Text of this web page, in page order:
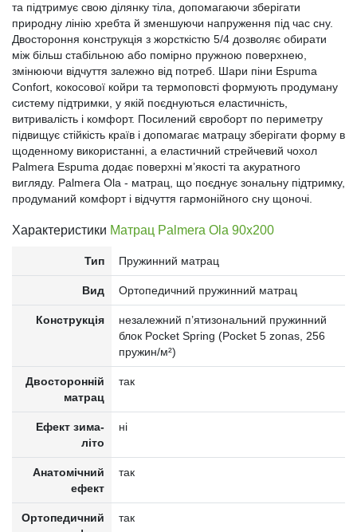
та підтримує свою ділянку тіла, допомагаючи зберігати
природну лінію хребта й зменшуючи напруження під час сну.
Двостороння конструкція з жорсткістю 5/4 дозволяє обирати
між більш стабільною або помірно пружною поверхнею,
змінюючи відчуття залежно від потреб. Шари піни Espuma
Confort, кокосової койри та термоповсті формують продуману
систему підтримки, у якій поєднуються еластичність,
витривалість і комфорт. Посилений євроборт по периметру
підвищує стійкість країв і допомагає матрацу зберігати форму в
щоденному використанні, а еластичний стрейчевий чохол
Palmera Espuma додає поверхні м’якості та акуратного
вигляду. Palmera Ola - матрац, що поєднує зональну підтримку,
продуманий комфорт і відчуття гармонійного сну щоночі.
Характеристики Матрац Palmera Ola 90x200
Тип Пружинний матрац
Вид Ортопедичний пружинний матрац
Конструкція
незалежний п’ятизональний пружинний
блок Pocket Spring (Pocket 5 zonas, 256
пружин/м²)
Двосторонній
матрац
так
Ефект зима-
літо
ні
Анатомічний
ефект
так
Ортопедичний
так